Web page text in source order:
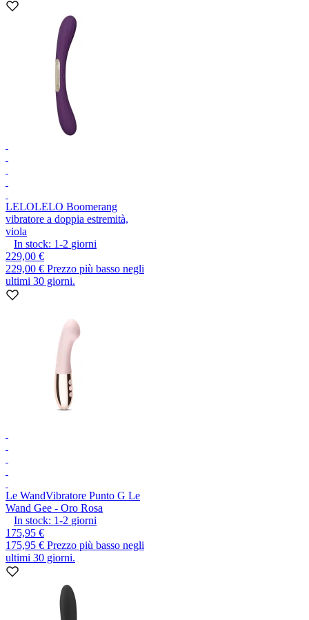
LELOLELO Boomerang
vibratore a doppia estremità,
viola
In stock: 1-2 giorni
229,00 €
229,00 € Prezzo più basso negli
ultimi 30 giorni.
Le WandVibratore Punto G Le
Wand Gee - Oro Rosa
In stock: 1-2 giorni
175,95 €
175,95 € Prezzo più basso negli
ultimi 30 giorni.